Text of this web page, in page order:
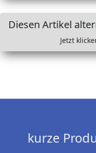
Diesen Artikel
Jetzt
kurze